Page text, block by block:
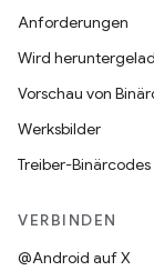
Anforderungen
Wird
Vorschau von
Werksbilder
Treiber-Binärcodes
VERBINDEN
@Android auf X